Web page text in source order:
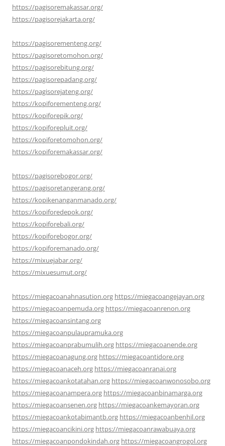
https://pagisoremakassar.org/
https://pagisorejakarta.org/
https://pagisorementeng.org/
https://pagisoretomohon.org/
https://pagisorebitung.org/
https://pagisorepadang.org/
https://pagisorejateng.org/
https://kopiforementeng.org/
https://kopiforepik.org/
https://kopiforepluit.org/
https://kopiforetomohon.org/
https://kopiforemakassar.org/
https://pagisorebogor.org/
https://pagisoretangerang.org/
https://kopikenanganmanado.org/
https://kopiforedepok.org/
https://kopiforebali.org/
https://kopiforebogor.org/
https://kopiforemanado.org/
https://mixuejabar.org/
https://mixuesumut.org/
https://miegacoanahnasution.org https://miegacoangejayan.org
https://miegacoanpemuda.org https://miegacoanrenon.org
https://miegacoansintang.org
https://miegacoanpulaupramuka.org
https://miegacoanprabumulih.org https://miegacoanende.org
https://miegacoanagung.org https://miegacoantidore.org
https://miegacoanaceh.org https://miegacoanranai.org
https://miegacoankotatahan.org https://miegacoanwonosobo.org
https://miegacoanampera.org https://miegacoanbinamarga.org
https://miegacoansenen.org https://miegacoankemayoran.org
https://miegacoankotabimantb.org https://miegacoanbenhil.org
https://miegacoancikini.org https://miegacoanrawabuaya.org
https://miegacoanpondokindah.org https://miegacoangrogol.org